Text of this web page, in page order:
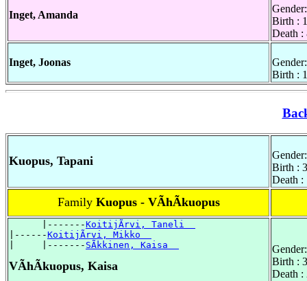
Inget, Amanda
Birth :
Death :
Inget, Joonas
Birth :
Kuopus, Tapani
Birth :
Death :
Family Kuopus - VÃhÃkuopus
      |-------
KoitijÃrvi, Taneli
|------KoitijÃrvi, Mikko
|     |------- SÃkkinen, Kaisa
VÃhÃkuopus, Kaisa
Birth :
Death :